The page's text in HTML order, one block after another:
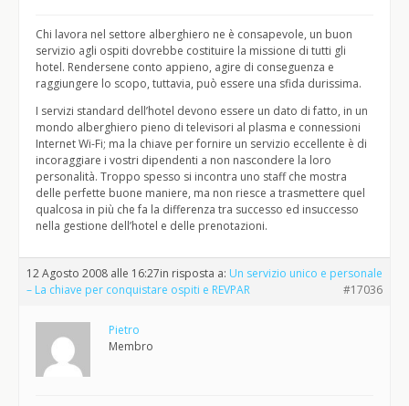
Chi lavora nel settore alberghiero ne è consapevole, un buon
servizio agli ospiti dovrebbe costituire la missione di tutti gli
hotel. Rendersene conto appieno, agire di conseguenza e
raggiungere lo scopo, tuttavia, può essere una sfida durissima.
I servizi standard dell’hotel devono essere un dato di fatto, in un
mondo alberghiero pieno di televisori al plasma e connessioni
Internet Wi-Fi; ma la chiave per fornire un servizio eccellente è di
incoraggiare i vostri dipendenti a non nascondere la loro
personalità. Troppo spesso si incontra uno staff che mostra
delle perfette buone maniere, ma non riesce a trasmettere quel
qualcosa in più che fa la differenza tra successo ed insuccesso
nella gestione dell’hotel e delle prenotazioni.
12 Agosto 2008 alle 16:27in risposta a: Un servizio unico e personale
– La chiave per conquistare ospiti e REVPAR
#17036
Pietro
Membro